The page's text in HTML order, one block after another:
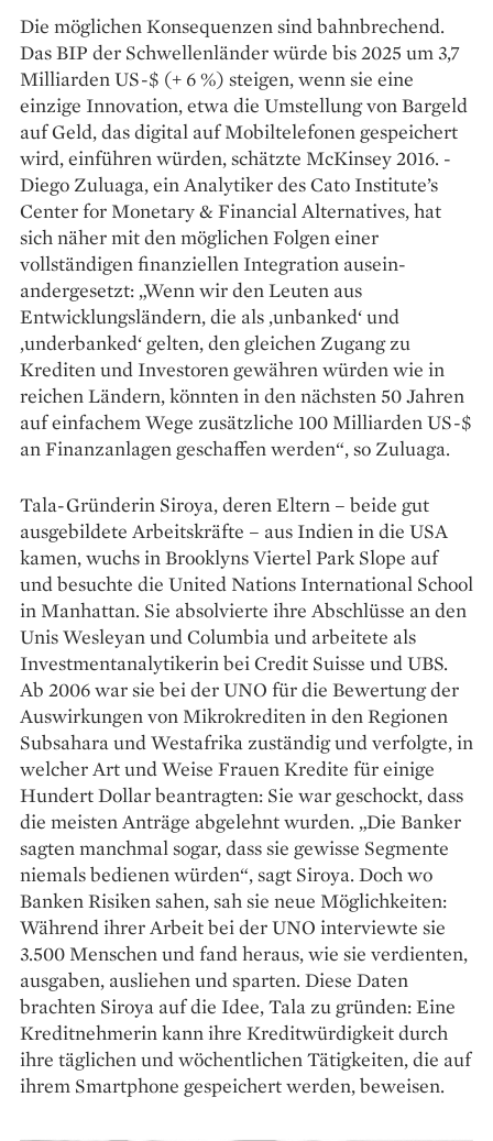
Die möglichen ­Konsequenzen sind bahnbrechend.
Das BIP der Schwellenländer würde bis 2025 um 3,7
Milliarden US-$ (+ 6 %) steigen, wenn sie eine
einzige Innovation, etwa die Umstellung von Bargeld
auf Geld, das digital auf Mobiltelefonen gespeichert
wird, einführen würden, schätzte McKinsey 2016. ­
Diego Zuluaga, ein Analytiker des Cato ­Institute’s
Center for Monetary & ­Financial Alternatives, hat
sich näher mit den möglichen Folgen einer
vollständigen finanziellen Integration ausein­
andergesetzt: „Wenn wir den Leuten aus
Entwicklungsländern, die als ‚unbanked‘ und
‚underbanked‘ gelten, den gleichen Zugang zu
Krediten und Investoren gewähren würden wie in
reichen Ländern, könnten in den nächsten 50 Jahren
auf einfachem Wege zusätzliche 100 Milliarden US-$
an Finanzanlagen geschaffen werden“, so Zuluaga.
Tala-Gründerin Siroya, deren Eltern – beide gut
ausgebildete Arbeitskräfte – aus Indien in die USA
kamen, wuchs in Brooklyns Viertel Park Slope auf
und besuchte die United Nations International School
in Manhattan. Sie absolvierte ihre Abschlüsse an den
Unis Wesleyan und Columbia und arbeitete als
Investmentanalytikerin bei Credit Suisse und UBS.
Ab 2006 war sie bei der UNO für die Bewertung der
Auswirkungen von Mikrokrediten in den Regionen
Subsahara und Westafrika zuständig und verfolgte, in
welcher Art und Weise Frauen Kredite für ­einige
Hundert Dollar beantragten: Sie war geschockt, dass
die meisten Anträge abgelehnt wurden. „Die Banker
sagten manchmal sogar, dass sie gewisse Segmente
niemals bedienen würden“, sagt Siroya. Doch wo
Banken Risiken sahen, sah sie neue Möglichkeiten:
Während ihrer Arbeit bei der UNO interviewte sie
3.500 Menschen und fand heraus, wie sie verdienten,
ausgaben, ausliehen und sparten. Diese Daten
brachten Siroya auf die Idee, Tala zu gründen: Eine
Kreditnehmerin kann ihre Kreditwürdigkeit durch
ihre täglichen und wöchentlichen Tätigkeiten, die auf
ihrem Smartphone gespeichert werden, beweisen.